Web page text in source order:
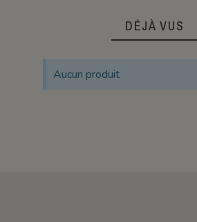
DÉJÀ VUS
Aucun produit